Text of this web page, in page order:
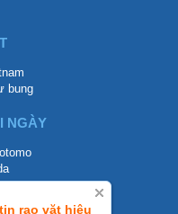
rao vặt hiệu
bung
NGÀY